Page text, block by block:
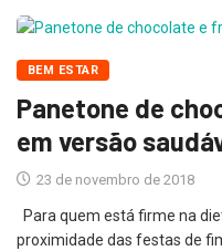
BEM ESTAR
Panetone de
em versão
23 de novembro de 2018
Para quem está firme na
proximidade das festas de